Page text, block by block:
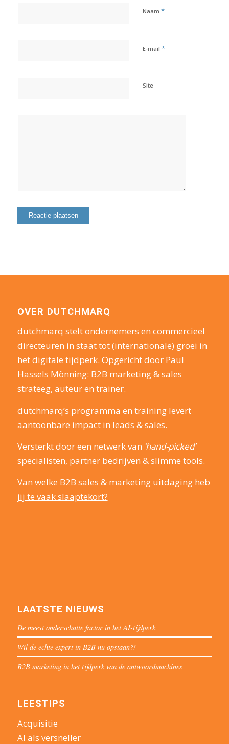
Naam *
E-mail *
Site
OVER DUTCHMARQ
dutchmarq stelt ondernemers en commercieel
directeuren in staat tot (internationale) groei in
het digitale tijdperk. Opgericht door Paul
Hassels Mönning: B2B marketing & sales
strateeg, auteur en trainer.
dutchmarq’s programma en training levert
aantoonbare impact in leads & sales.
Versterkt door een netwerk van ‘hand-picked’
specialisten, partner bedrijven & slimme tools.
Van welke B2B sales & marketing uitdaging heb
jij te vaak slaaptekort?
LAATSTE NIEUWS
De meest onderschatte factor in het AI-tijdperk
Wil de echte expert in B2B nu opstaan?!
B2B marketing in het tijdperk van de antwoordmachines
LEESTIPS
Acquisitie
AI als versneller